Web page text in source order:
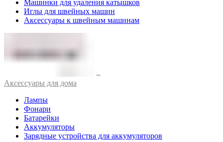
Машинки для удаления катышков
Иглы для швейных машин
Аксессуары к швейным машинам
Аксессуары для дома
Лампы
Фонари
Батарейки
Аккумуляторы
Зарядные устройства для аккумуляторов